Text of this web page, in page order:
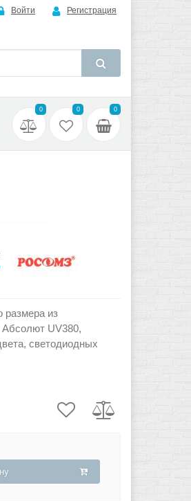
Войти Регистрация
0 0 0
размера из
Абсолют UV380,
светодиодных